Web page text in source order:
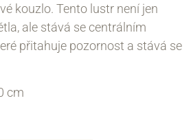
kouzlo. Tento lustr není jen
ale stává se centrálním
přitahuje pozornost a stává se
cm